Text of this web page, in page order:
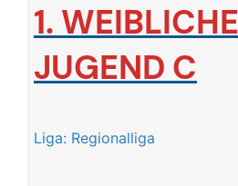
1. WEIBLICHE
JUGEND C
Liga: Regionalliga